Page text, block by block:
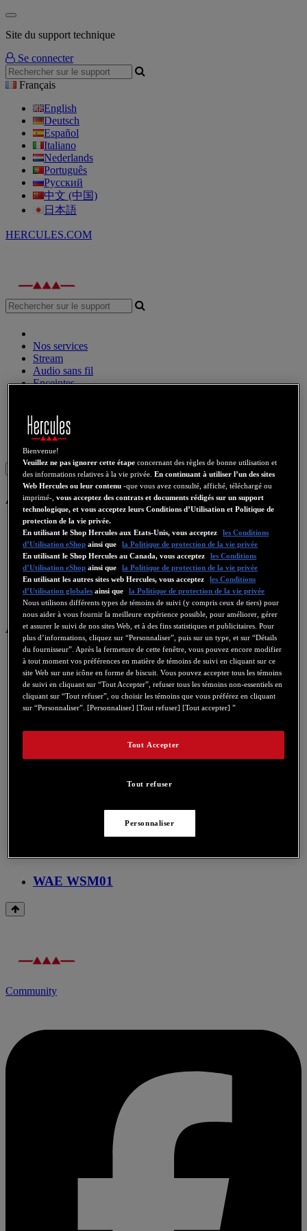
Site du support technique
Se connecter
Français
English
Deutsch
Español
Italiano
Nederlands
Português
Русский
中文 (中国)
日本語
HERCULES.COM
Nos services
Stream
Audio sans fil
Enceintes
Enceintes DJ
Ancienne collection
Webcams
Sign in
Audio sans fil
WAE Outdoor 04Plus
WAE Outdoor 04Plus FM
WAE Outdoor Rush
Ancienne collection
WAE BT03
WAE BTP02
WAE BTP03
WAE BTP03 Mini
WAE WSM01
Community
Bienvenue!
Veuillez ne pas ignorer cette étape concernant des règles de bonne utilisation et
des informations relatives à la vie privée.En continuant à utiliser l’un des sites
Web Hercules ou leur contenu-que vous avez consulté, affiché, téléchargé ou
imprimé-,vous acceptez des contrats et documents rédigés sur un support
technologique, et vous acceptez leurs Conditions d’Utilisation et Politique de
protection de la vie privée.
En utilisant le Shop Hercules aux Etats-Unis, vous acceptez
les Conditions
d’Utilisation eShop ainsi que
la Politique de protection de la vie privée
En utilisant le Shop Hercules au Canada, vous acceptez
les Conditions
d’Utilisation eShop ainsi que
la Politique de protection de la vie privée
En utilisant les autres sites web Hercules, vous acceptez
les Conditions
d’Utilisation globales ainsi que
la Politique de protection de la vie privée
Nous utilisons différents types de témoins de suivi (y compris ceux de tiers) pour
nous aider à vous fournir la meilleure expérience possible, pour améliorer, gérer
et assurer le suivi de nos sites Web, et à des fins statistiques et publicitaires. Pour
plus d’informations, cliquez sur “Personnaliser”, puis sur un type, et sur “Détails
du fournisseur”. Après la fermeture de cette fenêtre, vous pouvez encore modifier
à tout moment vos préférences en matière de témoins de suivi en cliquant sur ce
site Web sur une icône en forme de biscuit. Vous pouvez accepter tous les témoins
de suivi en cliquant sur “Tout Accepter”, refuser tous les témoins non-essentiels en
cliquant sur “Tout refuser”, ou choisir les témoins que vous préférez en cliquant
sur “Personnaliser”. [Personnaliser] [Tout refuser] [Tout accepter] ”
Tout refuser
Tout Accepter
Personnaliser